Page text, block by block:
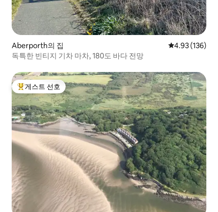
Aberporth의 집 평점 4.93점(5
4.93 (136)
독특한 빈티지 기차 마차, 180도 바다 전망
상위 게스트 선호
게스트 선호